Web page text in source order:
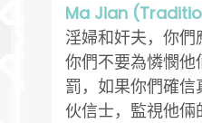
Ma Jian
淫婦和奸夫，你們
你們不要為憐憫
罰，如果你們確
伙信士，監視他倆